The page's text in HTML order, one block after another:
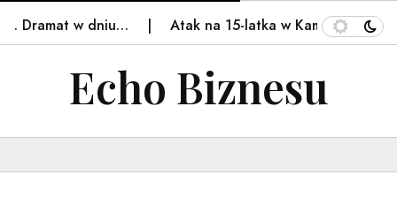
Dramat w dniu… Atak na 15-latka w Kamiennej Górze.
Echo Biznesu